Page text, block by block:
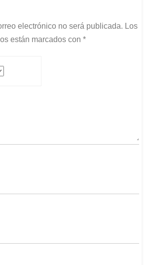
electrónico no será publicada. Los
están marcados con *